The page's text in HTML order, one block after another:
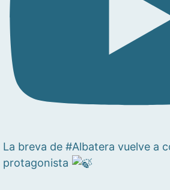
La breva de #Albatera vuelve a
protagonista